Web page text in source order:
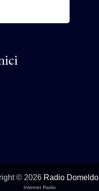
© 2026 Radio Domeldo
Internet Radio